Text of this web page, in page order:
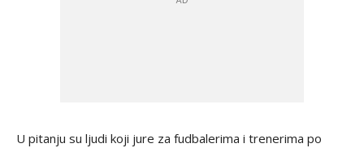
U pitanju su ljudi koji jure za fudbalerima i trenerima po